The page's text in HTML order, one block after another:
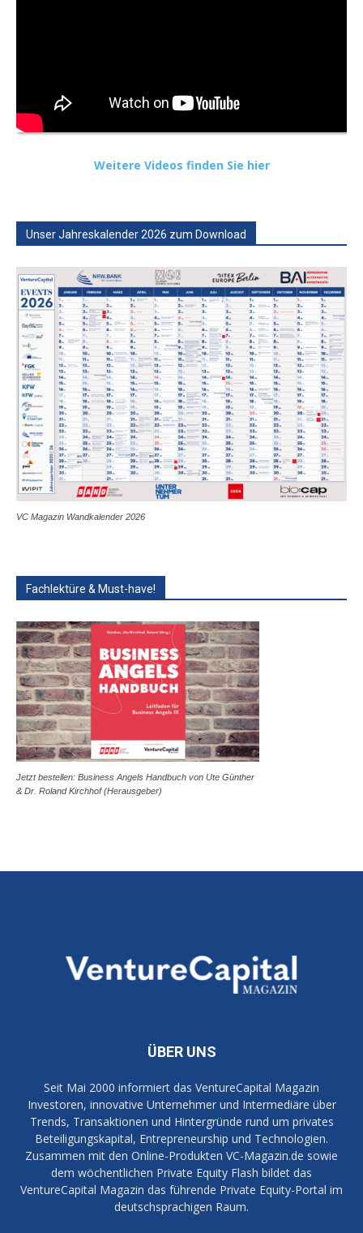
Weitere Videos finden Sie hier
Unser Jahreskalender 2026 zum Download
VC Magazin Wandkalender 2026
Fachlektüre & Must-have!
Jetzt bestellen: Business Angels Handbuch von Ute Günther
& Dr. Roland Kirchhof (Herausgeber)
ÜBER UNS
Seit Mai 2000 informiert das VentureCapital Magazin
Investoren, innovative Unternehmer und Intermediäre über
Trends, Transaktionen und Hintergründe rund um privates
Beteiligungskapital, Entrepreneurship und Technologien.
Zusammen mit den Online-Produkten VC-Magazin.de sowie
dem wöchentlichen Private Equity Flash bildet das
VentureCapital Magazin das führende Private Equity-Portal im
deutschsprachigen Raum.